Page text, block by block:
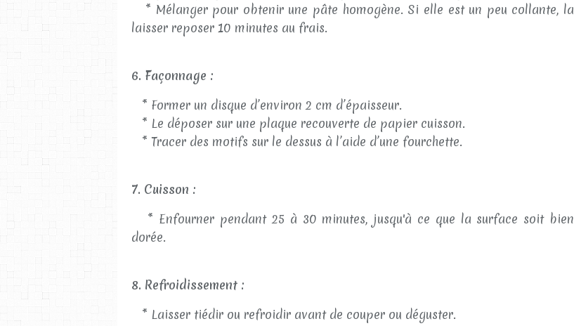
* Mélanger pour obtenir une pâte homogène. Si elle est un peu collante, la
laisser reposer 10 minutes au frais.
6. Façonnage :
* Former un disque d’environ 2 cm d’épaisseur.
* Le déposer sur une plaque recouverte de papier cuisson.
* Tracer des motifs sur le dessus à l’aide d’une fourchette.
7. Cuisson :
* Enfourner pendant 25 à 30 minutes, jusqu'à ce que la surface soit bien
dorée.
8. Refroidissement :
* Laisser tiédir ou refroidir avant de couper ou déguster.